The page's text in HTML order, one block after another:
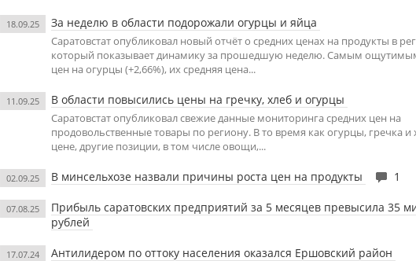
18.09.25 За неделю в области подорожали огурцы и яйца
Саратовстат опубликовал новый отчёт о средних ценах на продукты в
который показывает динамику за прошедшую неделю. Самым
цен на огурцы (+2,66%), их средняя цена...
11.09.25 В области повысились цены на гречку, хлеб и огурцы
Саратовстат опубликовал свежие данные мониторинга средних цен на
продовольственные товары по региону. В то время как огурцы, гречка и
цене, другие позиции, в том числе овощи,...
02.09.25 В минсельхозе назвали причины роста цен на продукты 1
07.08.25
Прибыль саратовских предприятий за 5 месяцев превысила 35
рублей
17.07.24 Антилидером по оттоку населения оказался Ершовский район